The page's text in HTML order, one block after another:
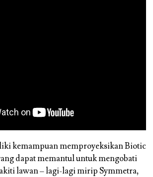
kemampuan memproyeksikan Biotic
dapat memantul untuk mengobati
lawan – lagi-lagi mirip Symmetra,